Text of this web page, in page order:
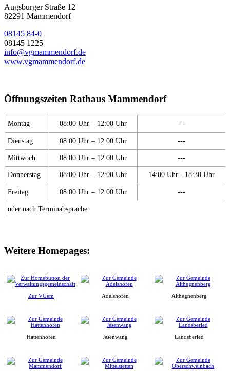
Augsburger Straße 12
82291 Mammendorf
08145 84-0
08145 1225
info@vgmammendorf.de
www.vgmammendorf.de
Öffnungszeiten Rathaus Mammendorf
Montag 08:00 Uhr – 12:00 Uhr ---
Dienstag 08:00 Uhr – 12:00 Uhr ---
Mittwoch 08:00 Uhr – 12:00 Uhr ---
Donnerstag 08:00 Uhr – 12:00 Uhr 14:00 Uhr - 18:30 Uhr
Freitag 08:00 Uhr – 12:00 Uhr ---
oder nach Terminabsprache
Weitere Homepages:
Zur VGem Adelshofen Althegnenberg
Hattenhofen Jesenwang Landsberied